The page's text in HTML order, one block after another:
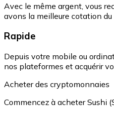
Avec le même argent, vous
avons la meilleure cotation du
Rapide
Depuis votre mobile ou
nos plateformes et acquérir
Acheter des cryptomonnaies
Commencez à acheter Sushi